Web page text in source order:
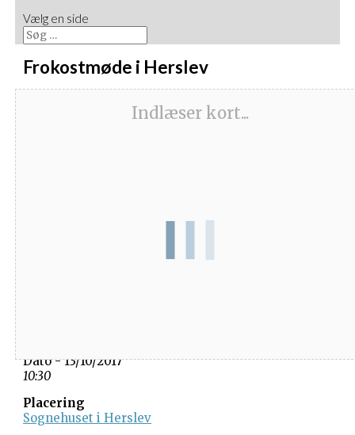
Vælg en side
Frokostmøde i Herslev
Indlæser kort...
Dato - 13/10/2017
10:30
Placering
Sognehuset i Herslev